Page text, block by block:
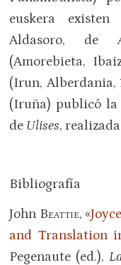
euskera
Aldasoro, de
(Amorebieta,
(Irun, Alberdania,
(Iruña) publicó la
de Ulises,
Bibliografía
John Beattie, «
and Translation
Pegenaute (ed.),